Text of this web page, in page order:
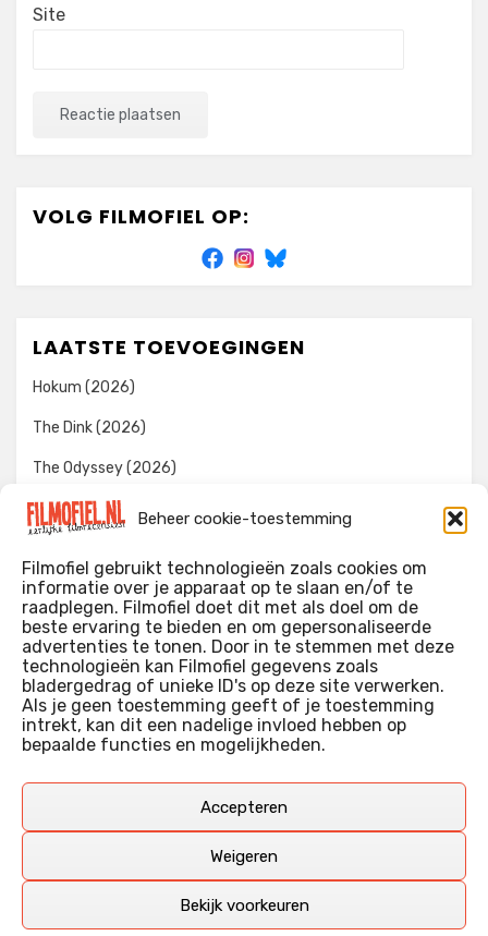
Beheer cookie-toestemming
Filmofiel gebruikt technologieën zoals cookies om
informatie over je apparaat op te slaan en/of te
raadplegen. Filmofiel doet dit met als doel om de
beste ervaring te bieden en om gepersonaliseerde
advertenties te tonen. Door in te stemmen met deze
technologieën kan Filmofiel gegevens zoals
bladergedrag of unieke ID's op deze site verwerken.
Als je geen toestemming geeft of je toestemming
intrekt, kan dit een nadelige invloed hebben op
bepaalde functies en mogelijkheden.
Accepteren
Weigeren
Bekijk voorkeuren
Site
VOLG FILMOFIEL OP:
LAATSTE TOEVOEGINGEN
Hokum (2026)
The Dink (2026)
The Odyssey (2026)
Evil Dead Burn (2026)
WIE IK BEN…?
Ik ben ooit begonnen met m’n recensies omdat ik zoveel
films keek dat ik af en toe niet meer wist welke ik nu wel of
niet gezien had. Ik ben een filmliefhebber, heb als hobby nog
erg lang in een videotheek gewerkt, en heb als coproducent
Deze recensies zijn dan ook vooral vrij pretentieloze
aangevuld met een groeiende kennis over de kunde én de
kunst van het maken van film.